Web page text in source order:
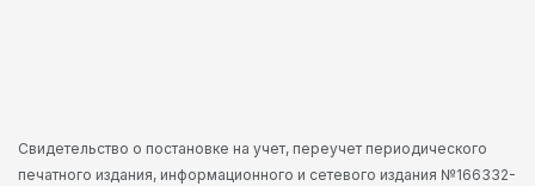
Свидетельство о постановке на учет, переучет периодического
печатного издания, информационного и сетевого издания №166332-